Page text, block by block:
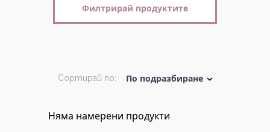
Филтрирай продуктите
Сортирай по:
Няма намерени продукти